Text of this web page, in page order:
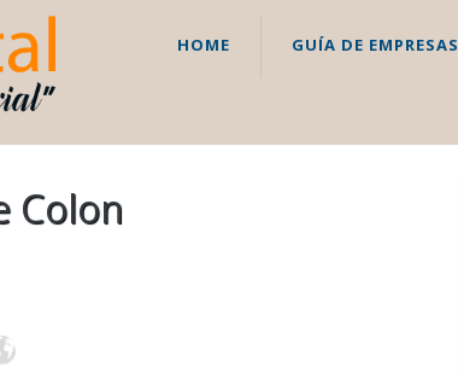
HOME GUÍA DE EMPRESAS
Colon